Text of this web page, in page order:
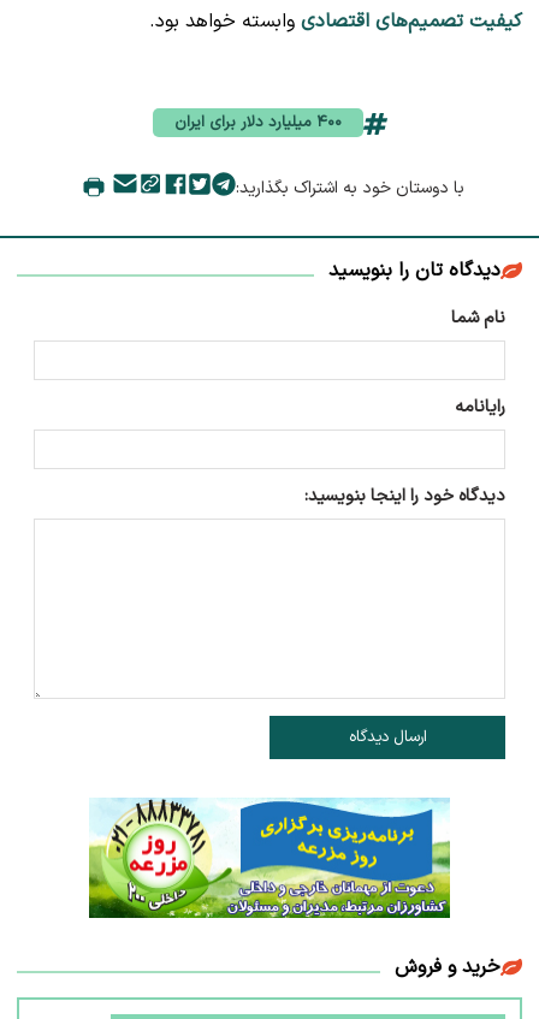
کیفیت تصمیم‌های اقتصادی وابسته خواهد بود.
۴۰۰ میلیارد دلار برای ایران
با دوستان خود به اشتراک بگذارید:
دیدگاه تان را بنویسید
نام شما
رایانامه
دیدگاه خود را اینجا بنویسید:
ارسال دیدگاه
خرید و فروش